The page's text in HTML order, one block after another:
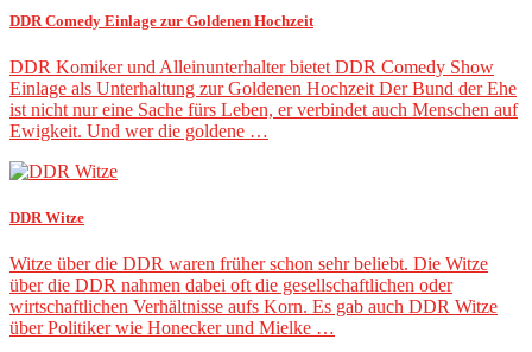
DDR Comedy Einlage zur Goldenen Hochzeit
DDR Komiker und Alleinunterhalter bietet DDR Comedy Show
Einlage als Unterhaltung zur Goldenen Hochzeit Der Bund der Ehe
ist nicht nur eine Sache fürs Leben, er verbindet auch Menschen auf
Ewigkeit. Und wer die goldene …
DDR Witze
Witze über die DDR waren früher schon sehr beliebt. Die Witze
über die DDR nahmen dabei oft die gesellschaftlichen oder
wirtschaftlichen Verhältnisse aufs Korn. Es gab auch DDR Witze
über Politiker wie Honecker und Mielke …